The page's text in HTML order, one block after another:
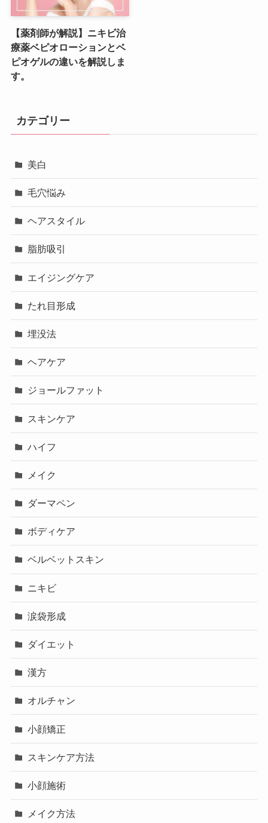
【薬剤師が解説】ニキビ治
療薬ベピオローションとベ
ピオゲルの違いを解説しま
す。
カテゴリー
美白
毛穴悩み
ヘアスタイル
脂肪吸引
エイジングケア
たれ目形成
埋没法
ヘアケア
ジョールファット
スキンケア
ハイフ
メイク
ダーマペン
ボディケア
ベルベットスキン
ニキビ
涙袋形成
ダイエット
漢方
オルチャン
小顔矯正
スキンケア方法
小顔施術
メイク方法